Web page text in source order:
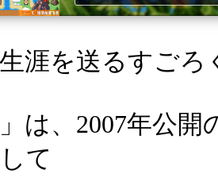
涯を送るすごろ
は、2007年公
て